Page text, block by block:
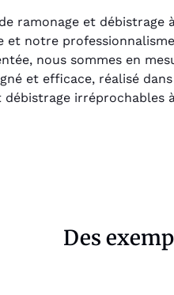
ramonage et
notre
nous sommes en
et efficace, réalisé
débistrage irréprochables
Des